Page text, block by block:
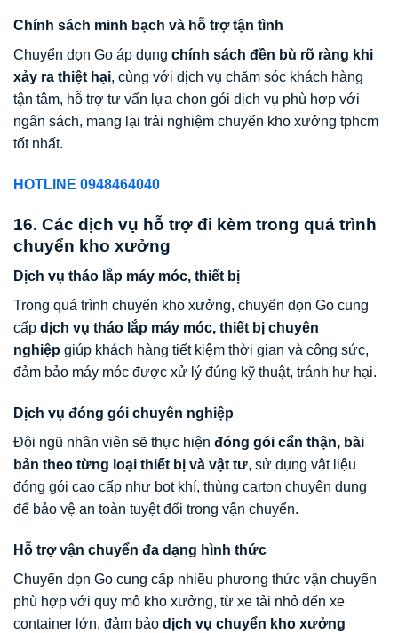
Chính sách minh bạch và hỗ trợ tận tình
Chuyển dọn Go áp dụng chính sách đền bù rõ ràng khi
xảy ra thiệt hại, cùng với dịch vụ chăm sóc khách hàng
tận tâm, hỗ trợ tư vấn lựa chọn gói dịch vụ phù hợp với
ngân sách, mang lại trải nghiệm chuyển kho xưởng tphcm
tốt nhất.
HOTLINE 0948464040
16. Các dịch vụ hỗ trợ đi kèm trong quá trình
chuyển kho xưởng
Dịch vụ tháo lắp máy móc, thiết bị
Trong quá trình chuyển kho xưởng, chuyển dọn Go cung
cấp dịch vụ tháo lắp máy móc, thiết bị chuyên
nghiệp giúp khách hàng tiết kiệm thời gian và công sức,
đảm bảo máy móc được xử lý đúng kỹ thuật, tránh hư hại.
Dịch vụ đóng gói chuyên nghiệp
Đội ngũ nhân viên sẽ thực hiện đóng gói cẩn thận, bài
bản theo từng loại thiết bị và vật tư, sử dụng vật liệu
đóng gói cao cấp như bọt khí, thùng carton chuyên dụng
để bảo vệ an toàn tuyệt đối trong vận chuyển.
Hỗ trợ vận chuyển đa dạng hình thức
Chuyển dọn Go cung cấp nhiều phương thức vận chuyển
phù hợp với quy mô kho xưởng, từ xe tải nhỏ đến xe
container lớn, đảm bảo dịch vụ chuyển kho xưởng